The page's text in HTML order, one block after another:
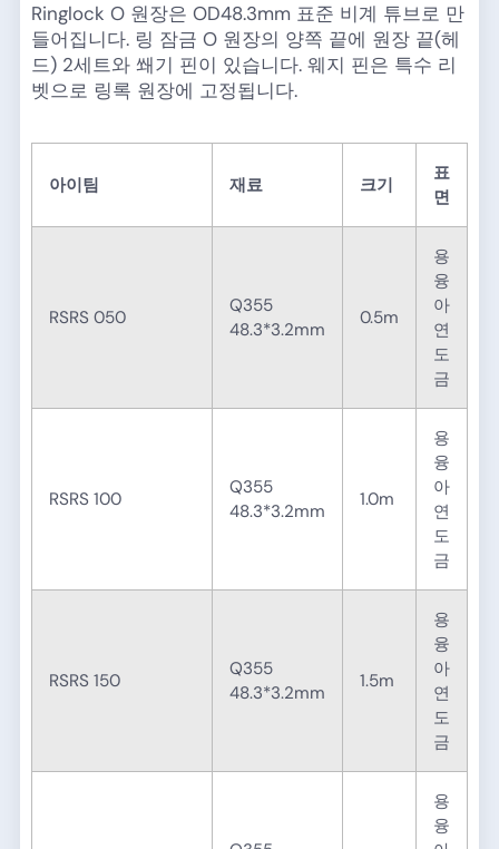
Ringlock O 원장은 OD48.3mm 표준 비계 튜브로 만
들어집니다. 링 잠금 O 원장의 양쪽 끝에 원장 끝(헤
드) 2세트와 쐐기 핀이 있습니다. 웨지 핀은 특수 리
벳으로 링록 원장에 고정됩니다.
아이팀 재료 크기
표
면
RSRS 050
Q355
48.3*3.2mm
0.5m
용
융
아
연
도
금
RSRS 100
Q355
48.3*3.2mm
1.0m
용
융
아
연
도
금
RSRS 150
Q355
48.3*3.2mm
1.5m
용
융
아
연
도
금
용
융